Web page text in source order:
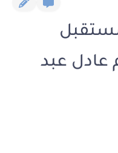
2 بقلم عادل عبد